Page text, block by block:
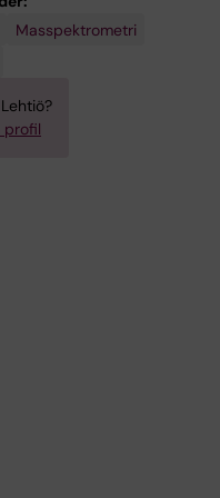
Masspektrometri
profil